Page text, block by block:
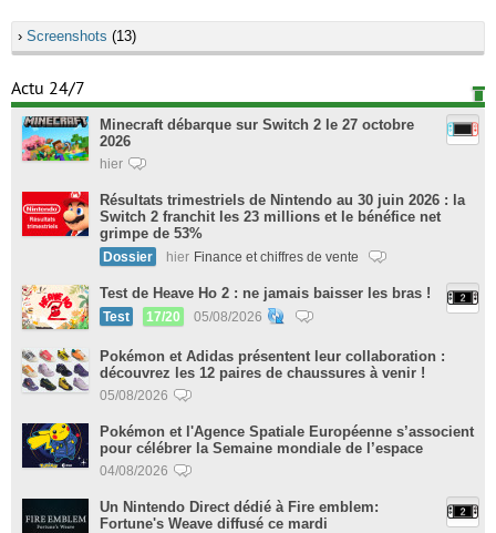
› Screenshots (13)
Actu 24/7
Minecraft débarque sur Switch 2 le 27 octobre
2026
hier
Résultats trimestriels de Nintendo au 30 juin 2026 : la
Switch 2 franchit les 23 millions et le bénéfice net
grimpe de 53%
Dossier hier Finance et chiffres de vente
Test de Heave Ho 2 : ne jamais baisser les bras !
Test 17/20 05/08/2026
Pokémon et Adidas présentent leur collaboration :
découvrez les 12 paires de chaussures à venir !
05/08/2026
Pokémon et l'Agence Spatiale Européenne s’associent
pour célébrer la Semaine mondiale de l’espace
04/08/2026
Un Nintendo Direct dédié à Fire emblem:
Fortune's Weave diffusé ce mardi